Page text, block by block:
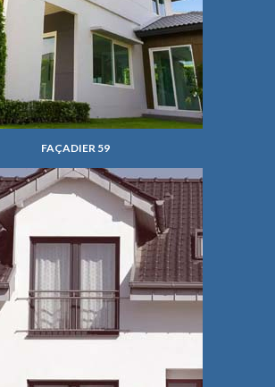
FAÇADIER 59